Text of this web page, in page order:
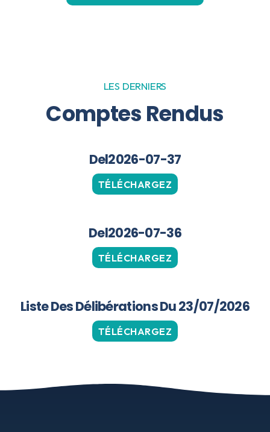
LES DERNIERS
Comptes Rendus
Del2026-07-37
TÉLÉCHARGEZ
Del2026-07-36
TÉLÉCHARGEZ
Liste Des Délibérations Du 23/07/2026
TÉLÉCHARGEZ